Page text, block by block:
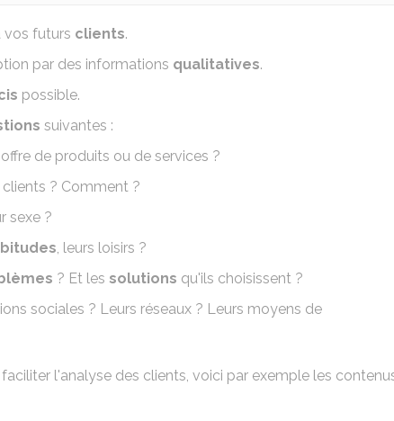
vos futurs clients.
par des informations qualitatives.
possible.
suivantes :
de produits ou de services ?
? Comment ?
sexe ?
, leurs loisirs ?
? Et les solutions qu'ils choisissent ?
sociales ? Leurs réseaux ? Leurs moyens de
l'analyse des clients, voici par exemple les